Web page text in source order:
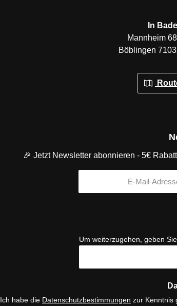
🎉 Jetzt Newsletter abonnieren - 5€
Um weiterzugehen, geben
Ich habe die Datenschutzbestimmungen zur Kenntnis
In
Mannheim
Böblingen